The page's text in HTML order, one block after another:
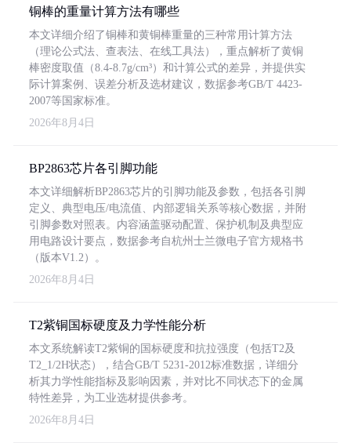
铜棒的重量计算方法有哪些
本文详细介绍了铜棒和黄铜棒重量的三种常用计算方法
（理论公式法、查表法、在线工具法），重点解析了黄铜
棒密度取值（8.4-8.7g/cm³）和计算公式的差异，并提供实
际计算案例、误差分析及选材建议，数据参考GB/T 4423-
2007等国家标准。
2026年8月4日
BP2863芯片各引脚功能
本文详细解析BP2863芯片的引脚功能及参数，包括各引脚
定义、典型电压/电流值、内部逻辑关系等核心数据，并附
引脚参数对照表。内容涵盖驱动配置、保护机制及典型应
用电路设计要点，数据参考自杭州士兰微电子官方规格书
（版本V1.2）。
2026年8月4日
T2紫铜国标硬度及力学性能分析
本文系统解读T2紫铜的国标硬度和抗拉强度（包括T2及
T2_1/2H状态），结合GB/T 5231-2012标准数据，详细分
析其力学性能指标及影响因素，并对比不同状态下的金属
特性差异，为工业选材提供参考。
2026年8月4日